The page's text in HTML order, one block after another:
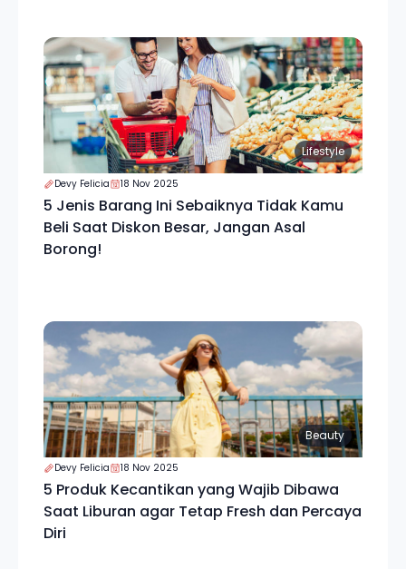
Lifestyle
Devy Felicia 18 Nov 2025
5 Jenis Barang Ini Sebaiknya Tidak Kamu
Beli Saat Diskon Besar, Jangan Asal
Borong!
Beauty
Devy Felicia 18 Nov 2025
5 Produk Kecantikan yang Wajib Dibawa
Saat Liburan agar Tetap Fresh dan Percaya
Diri